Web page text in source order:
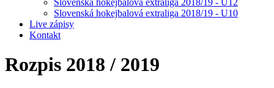
Slovenská hokejbalová extraliga 2018/19 - U10
Live zápisy
Kontakt
Rozpis 2018 / 2019